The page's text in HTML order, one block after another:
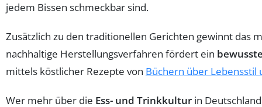
jedem Bissen schmeckbar sind.
Zusätzlich zu den traditionellen Gerichten gewinnt das
nachhaltige Herstellungsverfahren fördert ein
mittels köstlicher Rezepte von Büchern über Lebensstil
Wer mehr über die Ess- und Trinkkultur in